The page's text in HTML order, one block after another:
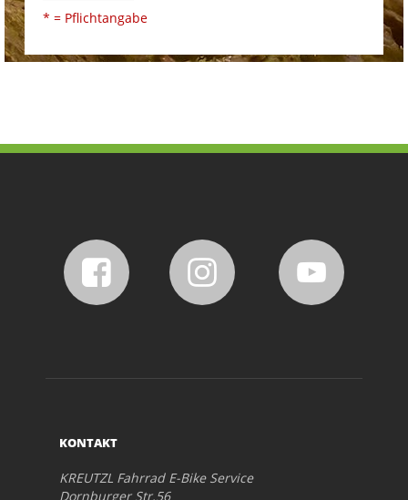
* = Pflichtangabe
KONTAKT
KREUTZL Fahrrad E-Bike Service
Dornburger Str.56